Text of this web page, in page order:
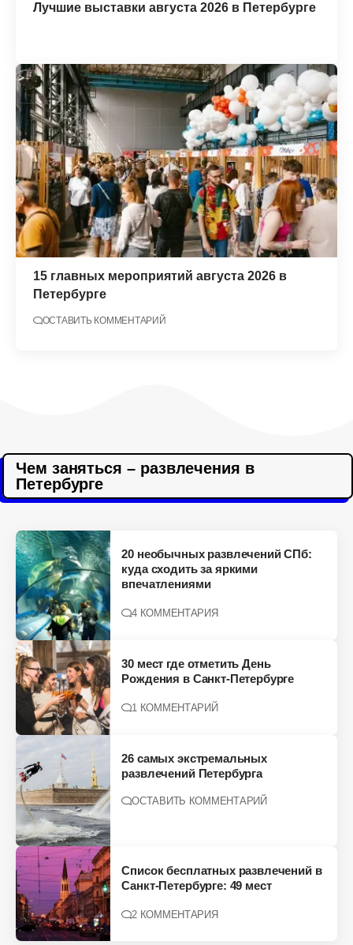
Лучшие выставки августа 2026 в Петербурге
15 главных мероприятий августа 2026 в
Петербурге
ОСТАВИТЬ КОММЕНТАРИЙ
Чем заняться – развлечения в
Петербурге
20 необычных развлечений СПб:
куда сходить за яркими
впечатлениями
4 КОММЕНТАРИЯ
30 мест где отметить День
Рождения в Санкт-Петербурге
1 КОММЕНТАРИЙ
26 самых экстремальных
развлечений Петербурга
ОСТАВИТЬ КОММЕНТАРИЙ
Список бесплатных развлечений в
Санкт-Петербурге: 49 мест
2 КОММЕНТАРИЯ